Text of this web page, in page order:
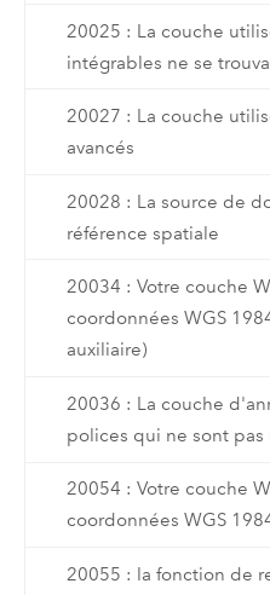
20025 : La couche
intégrables ne se
20027 : La couche
avancés
20028 : La source de
référence spatiale
20034 : Votre couche
coordonnées WGS
auxiliaire)
20036 : La couche
polices qui ne sont pas
20054 : Votre couche
coordonnées WGS
20055 : la fonction de